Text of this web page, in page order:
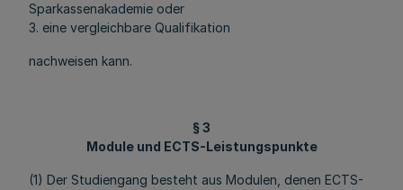
Sparkassenakademie oder
3. eine vergleichbare Qualifikation
nachweisen kann.
§ 3
Module und ECTS-Leistungspunkte
(1) Der Studiengang besteht aus Modulen, denen ECTS-